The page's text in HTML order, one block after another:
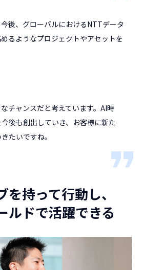
後、グローバルにおけるNTTデータ
るようなプロジェクトやアセットを
チャンスだと考えています。AI時
後も創出していき、お客様に新た
たいですね。
を持って行動し、
ルドで活躍できる